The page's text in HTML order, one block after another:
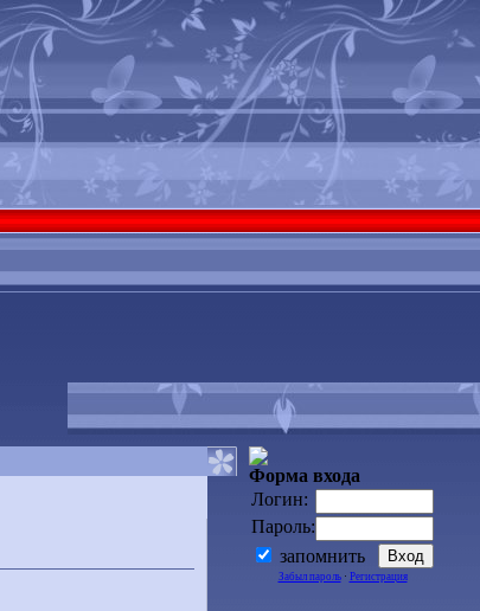
Форма входа
Логин:
Пароль:
запомнить
Забыл пароль· Регистрация